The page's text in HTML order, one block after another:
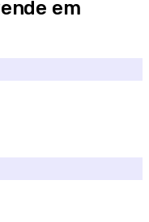
em